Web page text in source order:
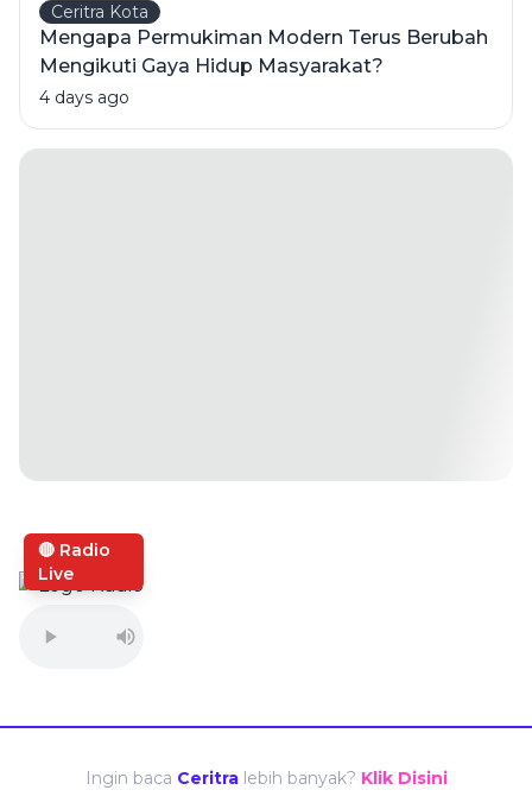
Ceritra Kota
Mengapa Permukiman Modern Terus Berubah
Mengikuti Gaya Hidup Masyarakat?
4 days ago
🔴 Radio
Live
Ingin baca Ceritra lebih banyak? Klik Disini